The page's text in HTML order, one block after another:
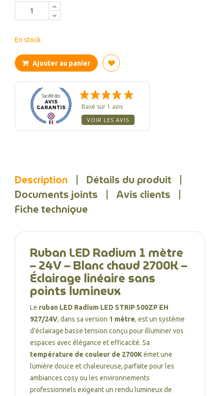
En stock
Ajouter au panier
Basé sur 1 avis
VOIR LES AVIS
Description
Détails du produit
Documents joints
Avis clients
Fiche technique
Ruban LED Radium 1 mètre
– 24V – Blanc chaud 2700K –
Éclairage linéaire sans
points lumineux
Le ruban LED Radium LED STRIP 500ZP EH
927/24V, dans sa version 1 mètre, est un système
d’éclairage basse tension conçu pour illuminer vos
espaces avec élégance et efficacité. Sa
température de couleur de 2700Kémet une
lumière douce et chaleureuse, parfaite pour les
ambiances cosy ou les environnements
professionnels exigeant un rendu lumineux de